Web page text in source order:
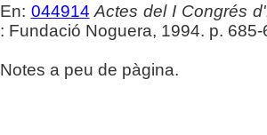
En: 044914 Actes del I Congrés
: Fundació Noguera, 1994. p. 685-
Notes a peu de pàgina.